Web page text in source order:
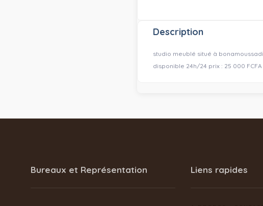
Description
studio meublé situé à
disponible 24h/24 prix : 25 000
Bureaux et Représentation Liens rapides